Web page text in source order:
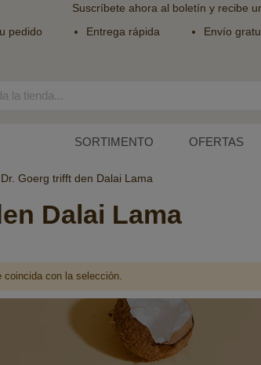
Suscríbete ahora al boletín y recibe
pedido
Entrega rápida Envío
SORTIMENTO OFERTAS
Dr. Goerg trifft den Dalai Lama
Dalai Lama
coincida con la selección.